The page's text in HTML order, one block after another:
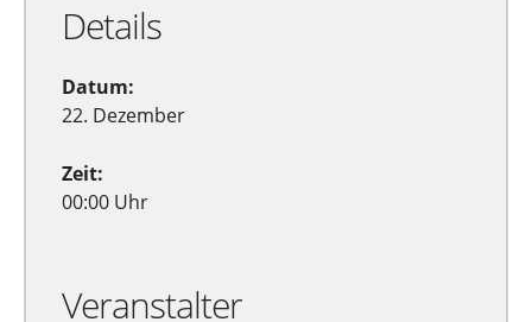
Details
Datum:
22. Dezember
Zeit:
00:00 Uhr
Veranstalter